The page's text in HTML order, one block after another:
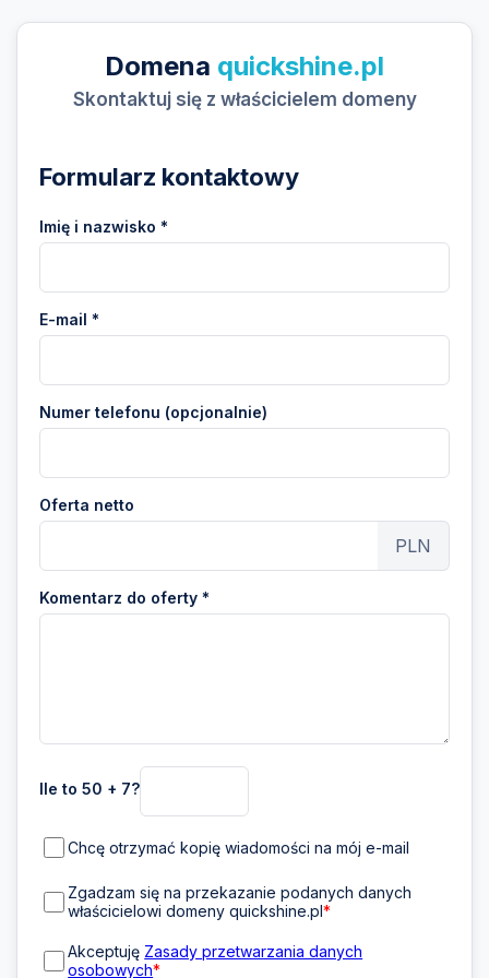
Domena quickshine.pl
Skontaktuj się z właścicielem domeny
Formularz kontaktowy
Imię i nazwisko *
E-mail *
Numer telefonu (opcjonalnie)
Oferta netto
PLN
Komentarz do oferty *
Ile to 50 + 7?
Chcę otrzymać kopię wiadomości na mój e-mail
Zgadzam się na przekazanie podanych danych
właścicielowi domeny quickshine.pl*
Akceptuję Zasady przetwarzania danych
osobowych*